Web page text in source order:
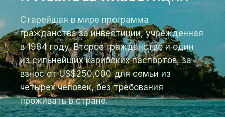
Старейшая в мире программа
гражданства за инвестиции, учрежденная
в 1984 году. Второе гражданство и один
из сильнейших карибских паспортов, за
взнос от US$250,000 для семьи из
четырех человек, без требования
проживать в стране.